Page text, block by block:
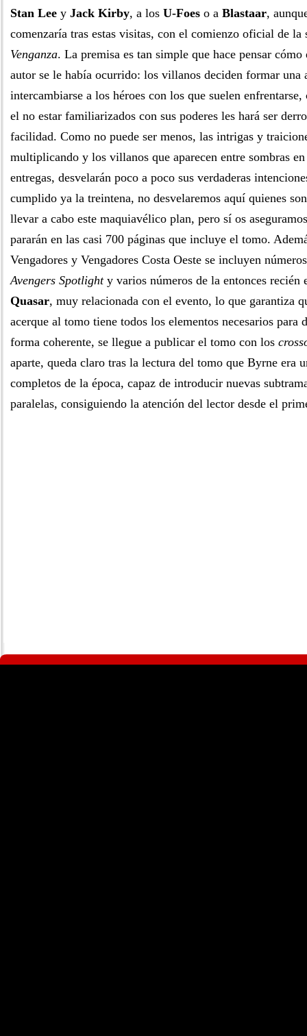
Stan Lee y Jack Kirby, a los U-Foes o a Blastaar,
comenzaría tras estas visitas, con el comienzo oficial de la
Venganza. La premisa es tan simple que hace pensar
autor se le había ocurrido: los villanos deciden formar una
intercambiarse a los héroes con los que suelen
el no estar familiarizados con sus poderes les hará ser
facilidad. Como no puede ser menos, las intrigas y
multiplicando y los villanos que aparecen entre sombras
entregas, desvelarán poco a poco sus verdaderas
cumplido ya la treintena, no desvelaremos aquí quienes
llevar a cabo este maquiavélico plan, pero sí os
pararán en las casi 700 páginas que incluye el tomo.
Vengadores y Vengadores Costa Oeste se incluyen
Avengers Spotlighty varios números de la entonces recién
Quasar, muy relacionada con el evento, lo que garantiza
acerque al tomo tiene todos los elementos necesarios para
forma coherente, se llegue a publicar el tomo con los
aparte, queda claro tras la lectura del tomo que Byrne era
completos de la época, capaz de introducir nuevas
paralelas, consiguiendo la atención del lector desde el